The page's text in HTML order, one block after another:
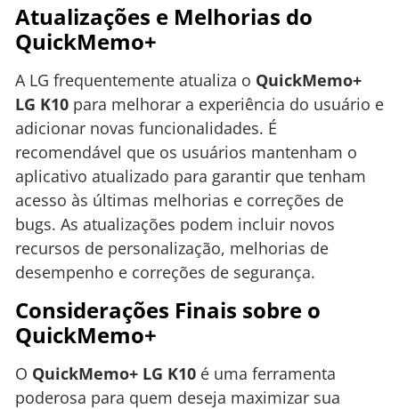
Atualizações e Melhorias do
QuickMemo+
A LG frequentemente atualiza o QuickMemo+
LG K10 para melhorar a experiência do usuário e
adicionar novas funcionalidades. É
recomendável que os usuários mantenham o
aplicativo atualizado para garantir que tenham
acesso às últimas melhorias e correções de
bugs. As atualizações podem incluir novos
recursos de personalização, melhorias de
desempenho e correções de segurança.
Considerações Finais sobre o
QuickMemo+
O QuickMemo+ LG K10 é uma ferramenta
poderosa para quem deseja maximizar sua